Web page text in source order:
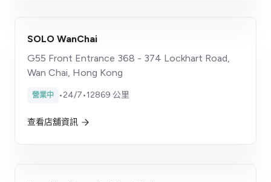
SOLO WanChai
G55 Front Entrance 368 - 374 Lockhart Road,
Wan Chai, Hong Kong
營業中 •24/7•12869 公里
查看店舖資訊